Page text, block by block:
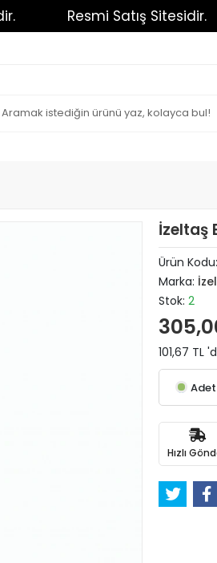
Resmi Satış Sitesidir.
İzeltaş
Ürün Kodu:
Marka:
Stok: 2
101,67 TL
Adet
Hızlı